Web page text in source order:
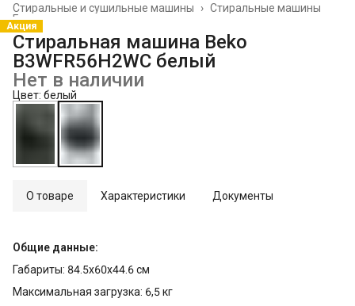
Стиральные машины
Стиральные и сушильные машины
›
Главная
Акция
Стиральная машина Beko
B3WFR56H2WC белый
Нет в наличии
Цвет: белый
О товаре Характеристики Документы
Общие данные:
Габариты: 84.5x60x44.6 см
Максимальная загрузка: 6,5 кг